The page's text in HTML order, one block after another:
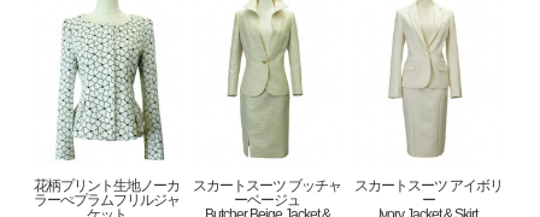
花柄プリント生地ノーカ
ラーぺプラムフリルジャ
スカートスーツ ブッチャ
ーベージュ
スカートスーツ アイボリ
ー